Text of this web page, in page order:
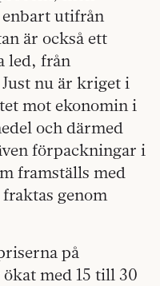
utifrån
är också ett
led, från
nu är kriget i
mot ekonomin i
och därmed
förpackningar i
framställs med
genom
på
med 15 till 30